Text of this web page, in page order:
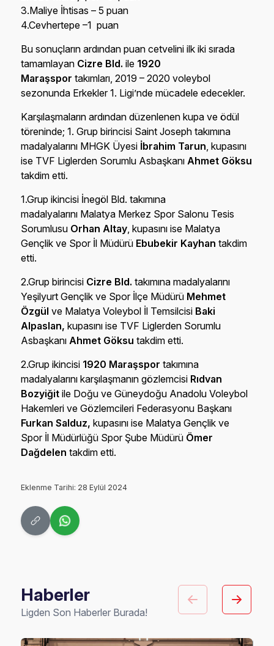
3.Maliye İhtisas – 5 puan
4.Cevhertepe –1 puan
Bu sonuçların ardından puan cetvelini ilk iki sırada
tamamlayan Cizre Bld. ile 1920
Maraşspor takımları, 2019 – 2020 voleybol
sezonunda Erkekler 1. Ligi’nde mücadele edecekler.
Karşılaşmaların ardından düzenlenen kupa ve ödül
töreninde; 1. Grup birincisi Saint Joseph takımına
madalyalarını MHGK Üyesi İbrahim Tarun, kupasını
ise TVF Liglerden Sorumlu AsbaşkanıAhmet Göksu
takdim etti.
1.Grup ikincisi İnegöl Bld. takımına
madalyalarını Malatya Merkez Spor Salonu Tesis
Sorumlusu Orhan Altay, kupasını ise Malatya
Gençlik ve Spor İl Müdürü Ebubekir Kayhan takdim
etti.
2.Grup birincisi Cizre Bld. takımına madalyalarını
Yeşilyurt Gençlik ve Spor İlçe Müdürü Mehmet
Özgülve Malatya Voleybol İl Temsilcisi Baki
Alpaslan,kupasını ise TVF Liglerden Sorumlu
AsbaşkanıAhmet Göksu takdim etti.
2.Grup ikincisi 1920 Maraşspor takımına
madalyalarını karşılaşmanın gözlemcisi Rıdvan
Bozyiğitile Doğu ve Güneydoğu Anadolu Voleybol
Hakemleri ve Gözlemcileri Federasyonu Başkanı
Furkan Salduz,kupasını ise Malatya Gençlik ve
Spor İl Müdürlüğü Spor Şube Müdürü Ömer
Dağdelen takdim etti.
Eklenme Tarihi: 28 Eylül 2024
Haberler
Ligden Son Haberler Burada!